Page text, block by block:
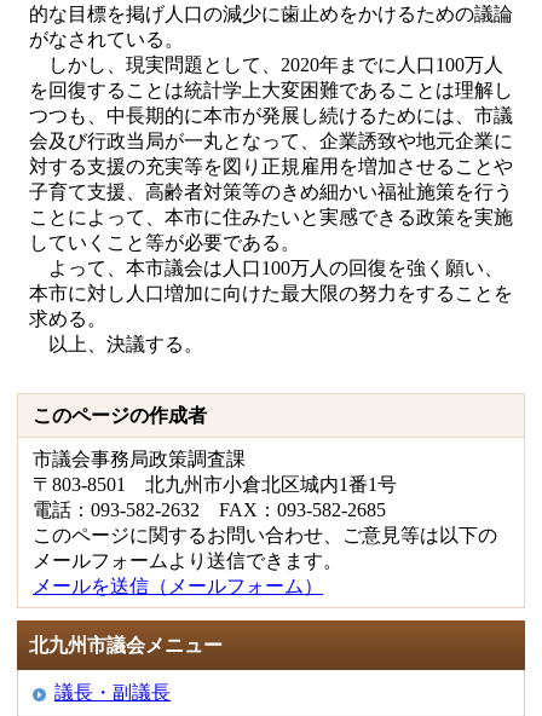
的な目標を掲げ人口の減少に歯止めをかけるための議論
がなされている。
しかし、現実問題として、2020年までに人口100万人
を回復することは統計学上大変困難であることは理解し
つつも、中長期的に本市が発展し続けるためには、市議
会及び行政当局が一丸となって、企業誘致や地元企業に
対する支援の充実等を図り正規雇用を増加させることや
子育て支援、高齢者対策等のきめ細かい福祉施策を行う
ことによって、本市に住みたいと実感できる政策を実施
していくこと等が必要である。
よって、本市議会は人口100万人の回復を強く願い、
本市に対し人口増加に向けた最大限の努力をすることを
求める。
以上、決議する。
このページの作成者
市議会事務局政策調査課
〒803-8501 北九州市小倉北区城内1番1号
電話：093-582-2632 FAX：093-582-2685
このページに関するお問い合わせ、ご意見等は以下の
メールフォームより送信できます。
メールを送信（メールフォーム）
北九州市議会メニュー
議長・副議長